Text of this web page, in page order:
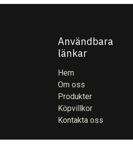
Användbara
länkar
Hem
Om oss
Produkter
Köpvillkor
Kontakta oss